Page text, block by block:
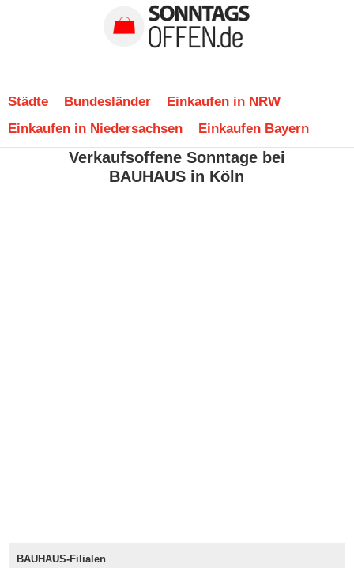
Städte Bundesländer
Einkaufen in NRW
Einkaufen in Niedersachsen
Einkaufen Bayern
Verkaufsoffene Sonntage bei
BAUHAUS in Köln
BAUHAUS-Filialen